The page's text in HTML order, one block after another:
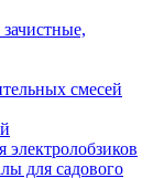
смесей
для садового